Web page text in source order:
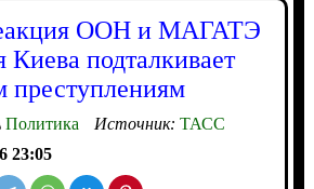
ООН и МАГАТЭ
Киева подталкивает
преступлениям
Политика Источник: ТАСС
23:05